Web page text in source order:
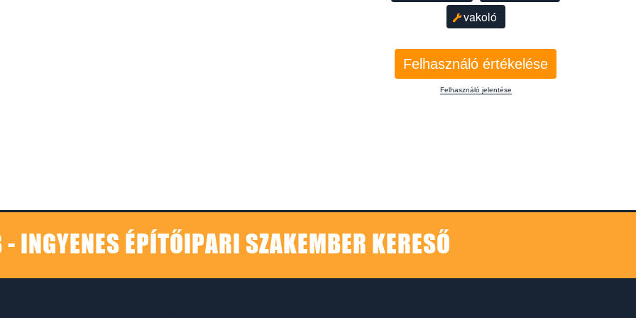
vakoló
Felhasználó értékelése
Felhasználó jelentése
INGYENES ÉPÍTŐIPARI SZAKEMBER KERESŐ